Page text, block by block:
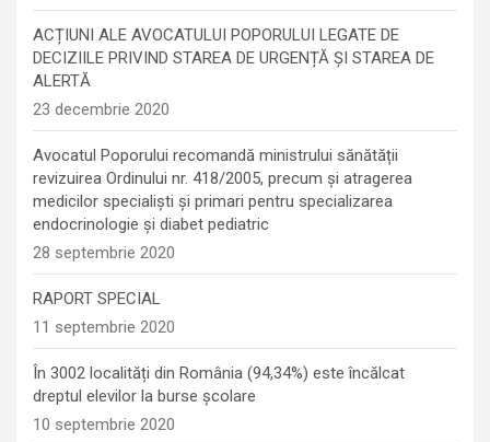
ACȚIUNI ALE AVOCATULUI POPORULUI LEGATE DE
DECIZIILE PRIVIND STAREA DE URGENȚĂ ȘI STAREA DE
ALERTĂ
23 decembrie 2020
Avocatul Poporului recomandă ministrului sănătății
revizuirea Ordinului nr. 418/2005, precum și atragerea
medicilor specialiști și primari pentru specializarea
endocrinologie şi diabet pediatric
28 septembrie 2020
RAPORT SPECIAL
11 septembrie 2020
În 3002 localități din România (94,34%) este încălcat
dreptul elevilor la burse școlare
10 septembrie 2020